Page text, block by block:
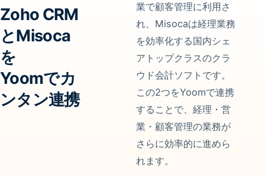
Zoho CRM
とMisoca
を
Yoomでカ
ンタン連携
業で顧客管理に利用さ
れ、Misocaは経理業務
を効率化する国内シェ
アトップクラスのクラ
ウド会計ソフトです。
この2つをYoomで連携
することで、経理・営
業・顧客管理の業務が
さらに効率的に進めら
れます。